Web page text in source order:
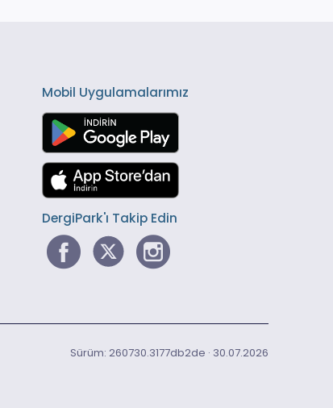
Mobil Uygulamalarımız
DergiPark'ı Takip Edin
Sürüm: 260730.3177db2de · 30.07.2026